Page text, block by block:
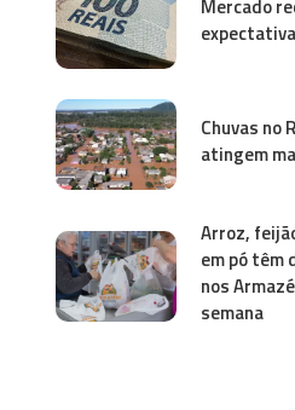
Mercado
Chuvas no
atingem
Arroz,
em pó têm
nos
semana